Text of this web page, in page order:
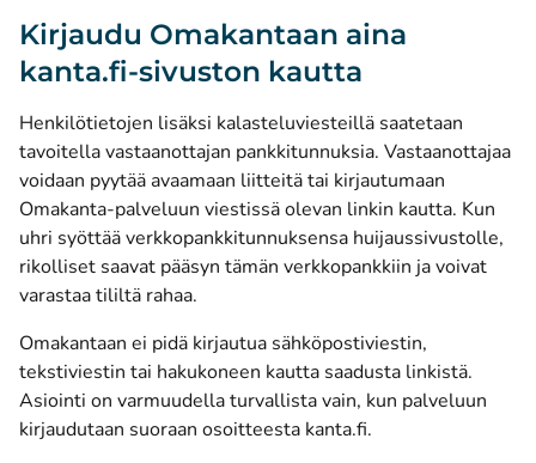
Kirjaudu Omakantaan aina
kanta.fi-sivuston kautta
Henkilötietojen lisäksi kalasteluviesteillä saatetaan
tavoitella vastaanottajan pankkitunnuksia. Vastaanottajaa
voidaan pyytää avaamaan liitteitä tai kirjautumaan
Omakanta-palveluun viestissä olevan linkin kautta. Kun
uhri syöttää verkkopankkitunnuksensa huijaussivustolle,
rikolliset saavat pääsyn tämän verkkopankkiin ja voivat
varastaa tililtä rahaa.
Omakantaan ei pidä kirjautua sähköpostiviestin,
tekstiviestin tai hakukoneen kautta saadusta linkistä.
Asiointi on varmuudella turvallista vain, kun palveluun
kirjaudutaan suoraan osoitteesta kanta.fi.